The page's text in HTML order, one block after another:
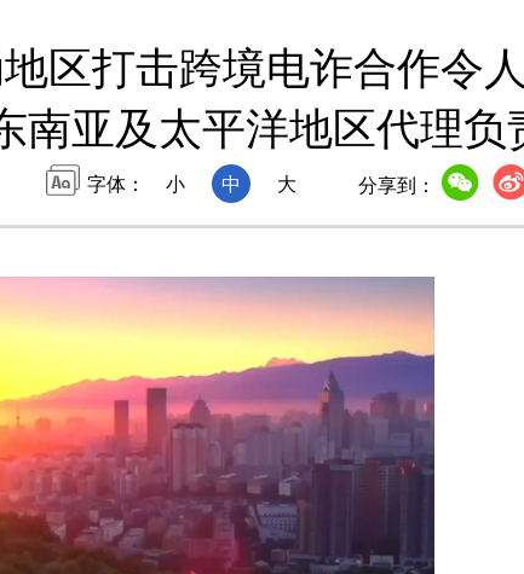
地区打击跨境电诈合作
南亚及太平洋地区代理负
字体： 小 中 大 分享到：